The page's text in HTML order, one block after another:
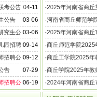
04-11
考公告
03-06
公告
03-06
究生公
09-14
园招聘
09-12
招聘公
07-29
告
06-19
招聘公
·2025年河南省商丘
的公告
·河南省商丘师范学
告
·2025年河南省商丘
·商丘师范学院2025
·商丘工学院2025年
·商丘学院2025年教
·2024年河南省商丘
告